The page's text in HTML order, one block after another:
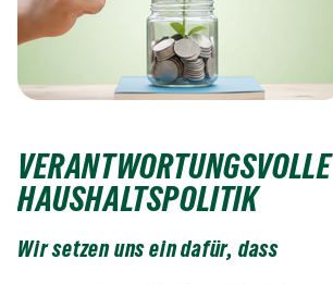
VERANTWORTUNGSVOLLE
HAUSHALTSPOLITIK
Wir setzen uns ein dafür, dass